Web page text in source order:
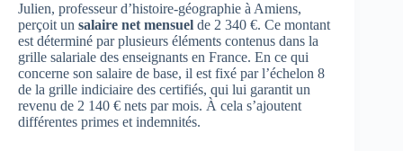
Julien, professeur d’histoire-géographie à Amiens,
perçoit un salaire net mensuel de 2 340 €. Ce montant
est déterminé par plusieurs éléments contenus dans la
grille salariale des enseignants en France. En ce qui
concerne son salaire de base, il est fixé par l’échelon 8
de la grille indiciaire des certifiés, qui lui garantit un
revenu de 2 140 € nets par mois. À cela s’ajoutent
différentes primes et indemnités.